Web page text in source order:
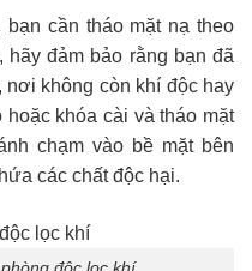
cần tháo mặt nạ theo
đảm bảo rằng bạn đã
không còn khí độc hay
khóa cài và tháo mặt
chạm vào bề mặt bên
các chất độc hại.